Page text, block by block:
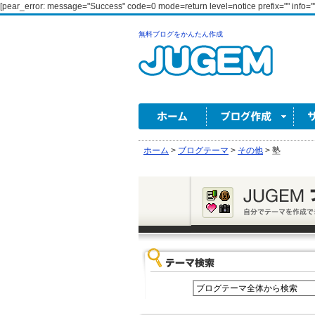
[pear_error: message="Success" code=0 mode=return level=notice prefix=""
無料ブログをかんたん作成
ホーム > ブログテーマ > その他 > 塾